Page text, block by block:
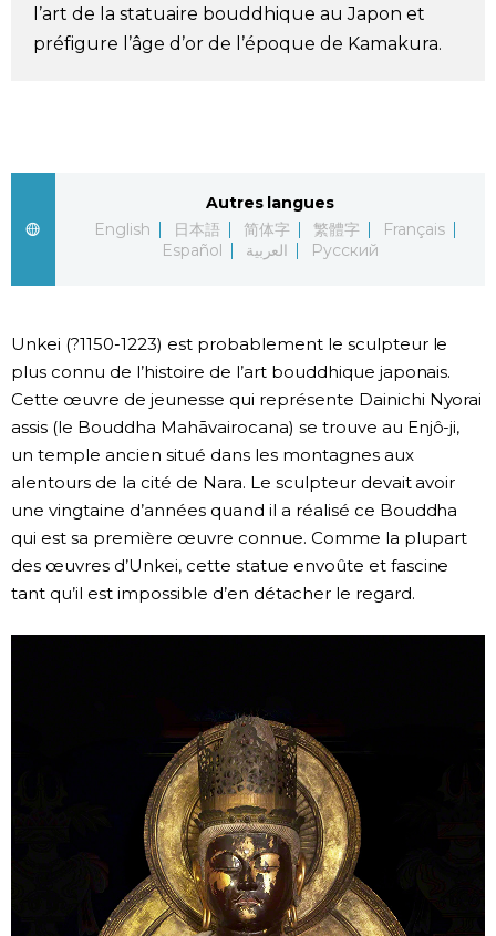
En plus
Personnages
Chroniques
Images
Vidéos
Tokyo
l’art de la statuaire bouddhique au Japon et
préfigure l’âge d’or de l’époque de Kamakura.
Autres langues
English
日本語 简体字 繁體字
Français
Español
العربية Русский
Unkei (?1150-1223) est probablement le sculpteur le
plus connu de l’histoire de l’art bouddhique japonais.
Cette œuvre de jeunesse qui représente Dainichi Nyorai
assis (le Bouddha Mahāvairocana) se trouve au Enjô-ji,
un temple ancien situé dans les montagnes aux
alentours de la cité de Nara. Le sculpteur devait avoir
une vingtaine d’années quand il a réalisé ce Bouddha
qui est sa première œuvre connue. Comme la plupart
des œuvres d’Unkei, cette statue envoûte et fascine
tant qu’il est impossible d’en détacher le regard.